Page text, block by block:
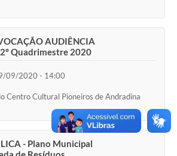
AUDIÊNCIA
Quadrimestre 2020
09/2020 - 14:00
Centro Cultural Pioneiros de Andradina
- Plano Municipal